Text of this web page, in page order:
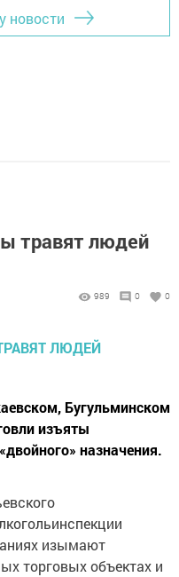
новости
травят людей
989 0 0
Бугульминском
изъяты
назначения.
изымают
торговых объектах и